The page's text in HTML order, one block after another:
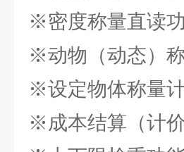
※密度称量直读
※动物（动态）
※设定物体称量
※成本结算（计